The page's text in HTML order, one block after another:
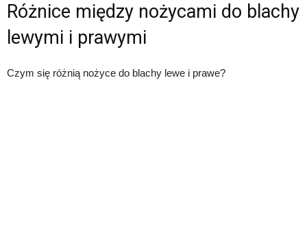
Różnice między nożycami do blachy
lewymi i prawymi
Czym się różnią nożyce do blachy lewe i prawe?